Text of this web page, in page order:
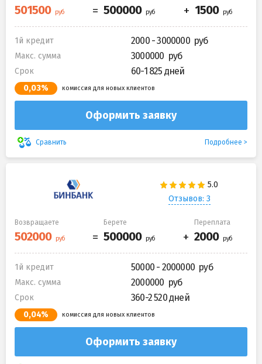
1й кредит 2000 - 3000000
Макс. сумма 3000000
Срок 60-1 825 дней
0,03% комиссия для новых клиентов
Оформить заявку
Сравнить Подробнее
Отзывов: 3
Возвращаете Берете Переплата
1й кредит 50000 - 2000000
Макс. сумма 2000000
Срок 360-2 520 дней
0,04% комиссия для новых клиентов
Оформить заявку